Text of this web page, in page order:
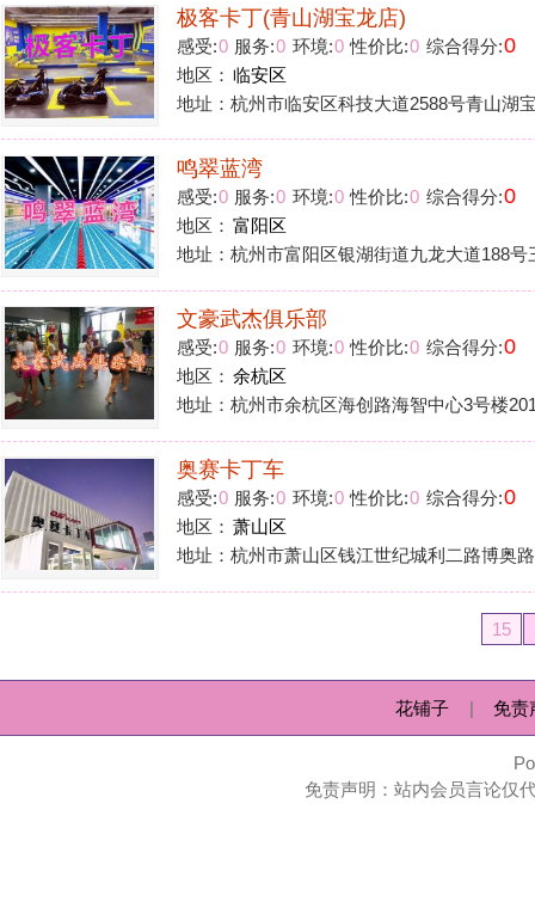
地址：杭州市余杭区海创路海智中心3号楼201室
奥赛卡丁车
感受: 0 服务: 0 环境:0性价比:
地区：萧山区
15 1 2 >
花铺子 | 免责声明 | 隐私政
Powered by
免责声明：站内会员言论仅代表个人观点，